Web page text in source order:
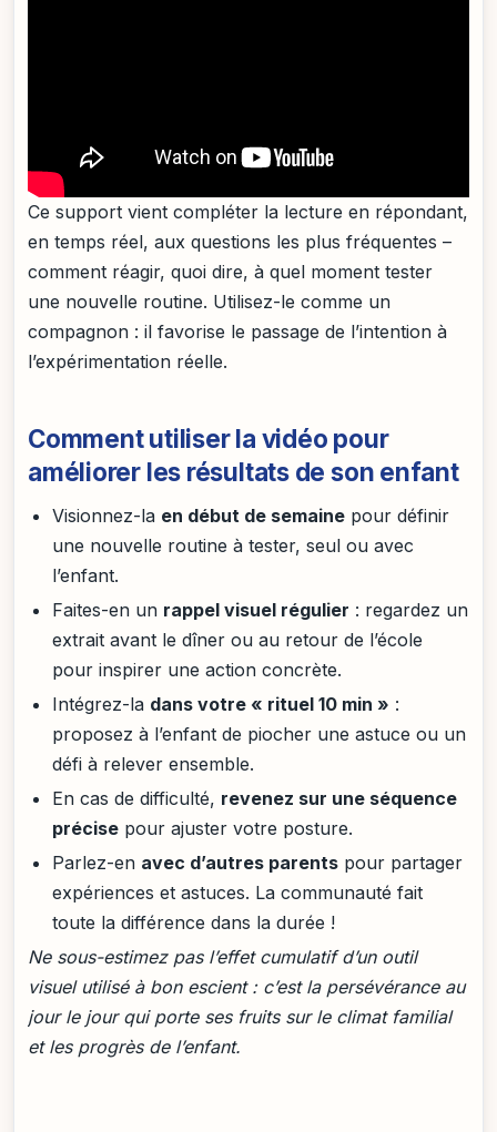
Ce support vient compléter la lecture en répondant,
en temps réel, aux questions les plus fréquentes –
comment réagir, quoi dire, à quel moment tester
une nouvelle routine. Utilisez-le comme un
compagnon : il favorise le passage de l’intention à
l’expérimentation réelle.
Comment utiliser la vidéo pour
améliorer les résultats de son enfant
Visionnez-la en début de semaine pour définir
une nouvelle routine à tester, seul ou avec
l’enfant.
Faites-en un rappel visuel régulier : regardez un
extrait avant le dîner ou au retour de l’école
pour inspirer une action concrète.
Intégrez-la dans votre « rituel 10 min » :
proposez à l’enfant de piocher une astuce ou un
défi à relever ensemble.
En cas de difficulté, revenez sur une séquence
précise pour ajuster votre posture.
Parlez-en avec d’autres parents pour partager
expériences et astuces. La communauté fait
toute la différence dans la durée !
Ne sous-estimez pas l’effet cumulatif d’un outil
visuel utilisé à bon escient : c’est la persévérance au
jour le jour qui porte ses fruits sur le climat familial
et les progrès de l’enfant.